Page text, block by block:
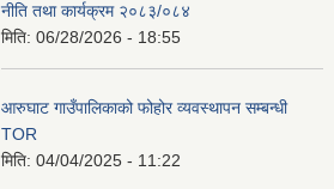
नीति तथा कार्यक्रम २०८३/०८४
मिति: 06/28/2026 - 18:55
आरुघाट गाउँपालिकाको फोहोर व्यवस्थापन सम्बन्धी
TOR
मिति: 04/04/2025 - 11:22